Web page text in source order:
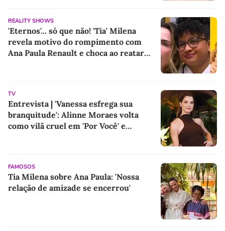
REALITY SHOWS
'Eternos'... só que não! 'Tia' Milena
revela motivo do rompimento com
Ana Paula Renault e choca ao reatar
TV
Entrevista | 'Vanessa esfrega sua
branquitude': Alinne Moraes volta
como vilã cruel em 'Por Você' e
FAMOSOS
Tia Milena sobre Ana Paula: 'Nossa
relação de amizade se encerrou'